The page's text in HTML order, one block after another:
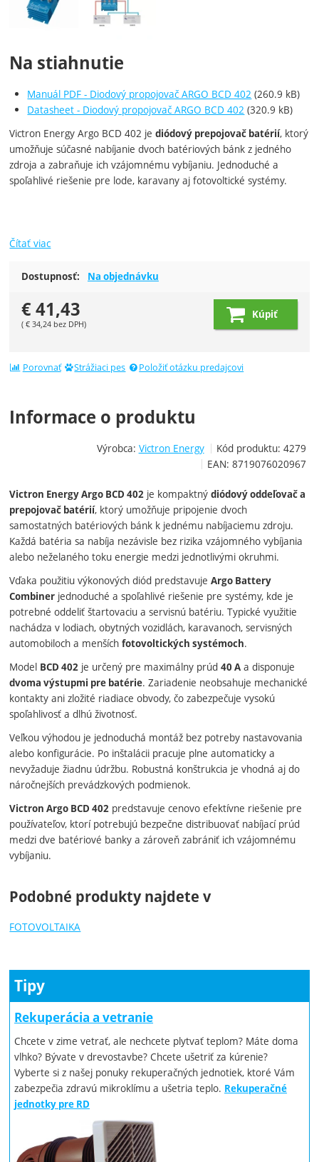
Na stiahnutie
Manuál PDF - Diodový propojovač ARGO BCD 402 (260.9 kB)
Datasheet - Diodový propojovač ARGO BCD 402 (320.9 kB)
Victron Energy Argo BCD 402 jediódový prepojovač batérií, ktorý
umožňuje súčasné nabíjanie dvoch batériových bánk z jedného
zdroja a zabraňuje ich vzájomnému vybíjaniu. Jednoduché a
spoľahlivé riešenie pre lode, karavany aj fotovoltické systémy.
Čítať viac
Dostupnosť: Na objednávku
€41,43
( € 34,24 bez DPH)
Kúpiť
Porovnať Strážiaci pes Položiť otázku predajcovi
Informace o produktu
Výrobca: Victron Energy Kód produktu: 4279
EAN: 8719076020967
Victron Energy Argo BCD 402 je kompaktnýdiódový oddeľovač a
prepojovač batérií, ktorý umožňuje pripojenie dvoch
samostatných batériových bánk k jednému nabíjaciemu zdroju.
Každá batéria sa nabíja nezávisle bez rizika vzájomného vybíjania
alebo neželaného toku energie medzi jednotlivými okruhmi.
Vďaka použitiu výkonových diód predstavujeArgo Battery
Combiner jednoduché a spoľahlivé riešenie pre systémy, kde je
potrebné oddeliť štartovaciu a servisnú batériu. Typické využitie
nachádza v lodiach, obytných vozidlách, karavanoch, servisných
automobiloch a menšíchfotovoltických systémoch.
Model BCD 402 je určený pre maximálny prúd40 A a disponuje
dvoma výstupmi pre batérie. Zariadenie neobsahuje mechanické
kontakty ani zložité riadiace obvody, čo zabezpečuje vysokú
spoľahlivosť a dlhú životnosť.
Veľkou výhodou je jednoduchá montáž bez potreby nastavovania
alebo konfigurácie. Po inštalácii pracuje plne automaticky a
nevyžaduje žiadnu údržbu. Robustná konštrukcia je vhodná aj do
náročnejších prevádzkových podmienok.
Victron Argo BCD 402 predstavuje cenovo efektívne riešenie pre
používateľov, ktorí potrebujú bezpečne distribuovať nabíjací prúd
medzi dve batériové banky a zároveň zabrániť ich vzájomnému
vybíjaniu.
Podobné produkty najdete v
FOTOVOLTAIKA
Tipy
Rekuperácia a vetranie
Chcete v zime vetrať, ale nechcete plytvať teplom? Máte doma
vlhko? Bývate v drevostavbe? Chcete ušetriť za kúrenie?
Vyberte si z našej ponuky rekuperačných jednotiek, ktoré Vám
zabezpečia zdravú mikroklímu a ušetria teplo. Rekuperačné
jednotky pre RD